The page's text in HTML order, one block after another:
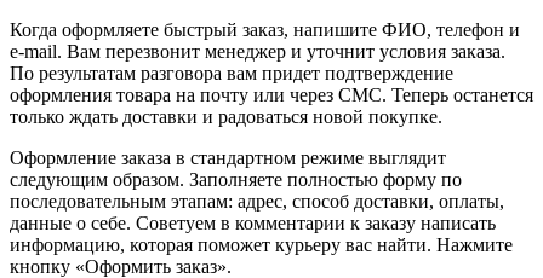
Когда оформляете быстрый заказ, напишите ФИО, телефон и
e-mail. Вам перезвонит менеджер и уточнит условия заказа.
По результатам разговора вам придет подтверждение
оформления товара на почту или через СМС. Теперь останется
только ждать доставки и радоваться новой покупке.
Оформление заказа в стандартном режиме выглядит
следующим образом. Заполняете полностью форму по
последовательным этапам: адрес, способ доставки, оплаты,
данные о себе. Советуем в комментарии к заказу написать
информацию, которая поможет курьеру вас найти. Нажмите
кнопку «Оформить заказ».